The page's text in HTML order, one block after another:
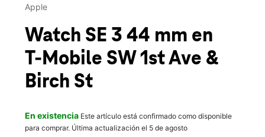
Lun.:
location_on
851 SW 1st Ave #102 Canby, OR 97013
Apple
Watch SE 3 44 mm en
T-Mobile SW 1st Ave &
Birch St
En existencia Este artículo está confirmado como disponible
para comprar. Última actualización el 5 de agosto